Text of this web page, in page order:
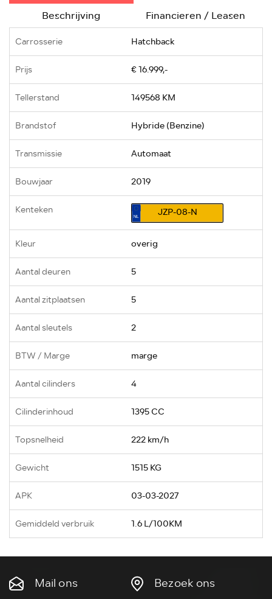
Beschrijving
Financieren / Leasen
Carrosserie Hatchback
Prijs € 16.999,-
Tellerstand 149568 KM
Brandstof Hybride (Benzine)
Transmissie Automaat
Bouwjaar 2019
Kenteken JZP-08-N
Kleur overig
Aantal deuren 5
Aantal zitplaatsen 5
Aantal sleutels 2
BTW / Marge marge
Aantal cilinders 4
Cilinderinhoud 1395 CC
Topsnelheid 222 km/h
Gewicht 1515 KG
APK 03-03-2027
Gemiddeld verbruik 1.6 L/100KM
Mail ons Bezoek ons